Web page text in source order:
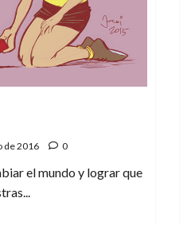
de 2016 0
el mundo y lograr que